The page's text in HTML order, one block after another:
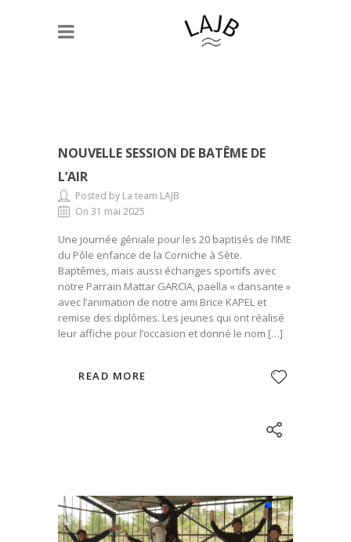
NOUVELLE SESSION DE BATÊME DE
L’AIR
Posted by La team LAJB
On 31 mai 2025
Une journée géniale pour les 20 baptisés de l’IME
du Pôle enfance de la Corniche à Sète.
Baptêmes, mais aussi échanges sportifs avec
notre Parrain Mattar GARCIA, paella « dansante »
avec l’animation de notre ami Brice KAPEL et
remise des diplômes. Les jeunes qui ont réalisé
leur affiche pour l’occasion et donné le nom […]
READ MORE